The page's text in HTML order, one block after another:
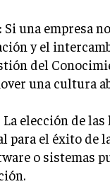
una empresa
y el
del
una cultura
La elección de
para el éxito de
o sistemas